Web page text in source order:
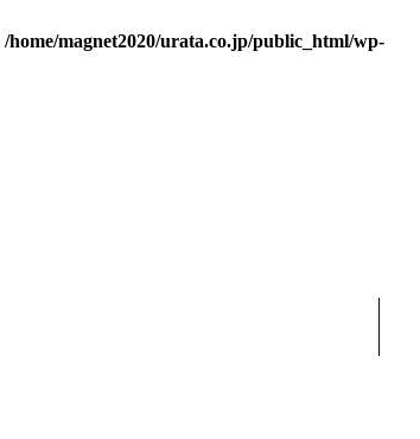
/home/magnet2020/urata.co.jp/public_html/wp-